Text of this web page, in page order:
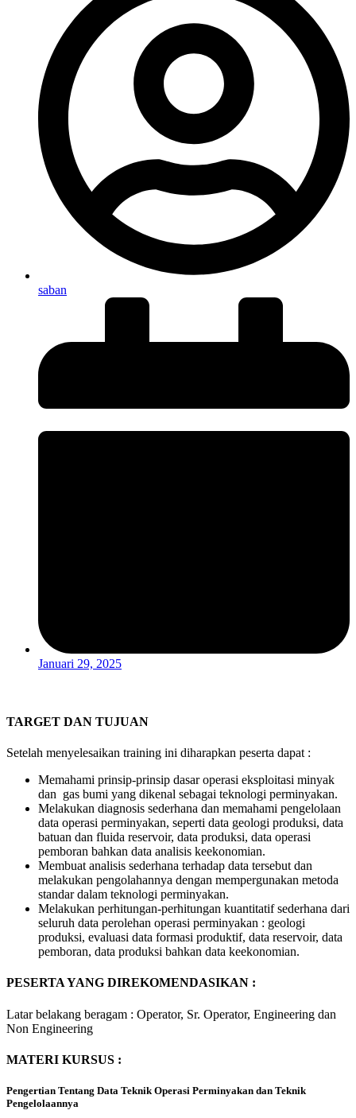
saban
Januari 29, 2025
TARGET DAN TUJUAN
Setelah menyelesaikan training ini diharapkan peserta dapat :
Memahami prinsip-prinsip dasar operasi eksploitasi minyak
dan gas bumi yang dikenal sebagai teknologi perminyakan.
Melakukan diagnosis sederhana dan memahami pengelolaan
data operasi perminyakan, seperti data geologi produksi, data
batuan dan fluida reservoir, data produksi, data operasi
pemboran bahkan data analisis keekonomian.
Membuat analisis sederhana terhadap data tersebut dan
melakukan pengolahannya dengan mempergunakan metoda
standar dalam teknologi perminyakan.
Melakukan perhitungan-perhitungan kuantitatif sederhana dari
seluruh data perolehan operasi perminyakan : geologi
produksi, evaluasi data formasi produktif, data reservoir, data
pemboran, data produksi bahkan data keekonomian.
PESERTA YANG DIREKOMENDASIKAN :
Latar belakang beragam : Operator, Sr. Operator, Engineering dan
Non Engineering
MATERI KURSUS :
Pengertian Tentang Data Teknik Operasi Perminyakan dan Teknik
Pengelolaannya